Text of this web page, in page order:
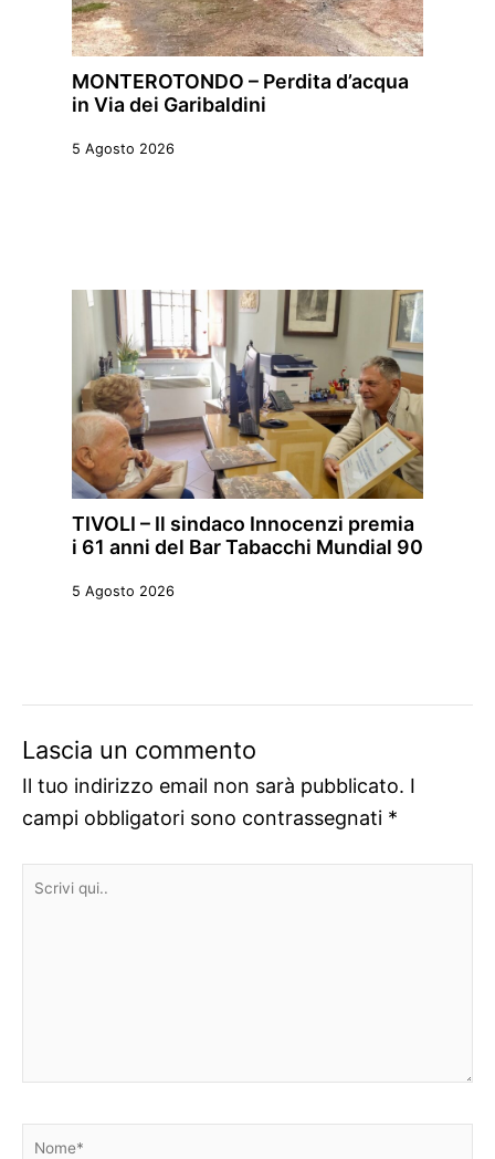
MONTEROTONDO – Perdita d’acqua
in Via dei Garibaldini
5 Agosto 2026
TIVOLI – Il sindaco Innocenzi premia
i 61 anni del Bar Tabacchi Mundial 90
5 Agosto 2026
Lascia un commento
Il tuo indirizzo email non sarà pubblicato. I
campi obbligatori sono contrassegnati *
Scrivi
Nome*